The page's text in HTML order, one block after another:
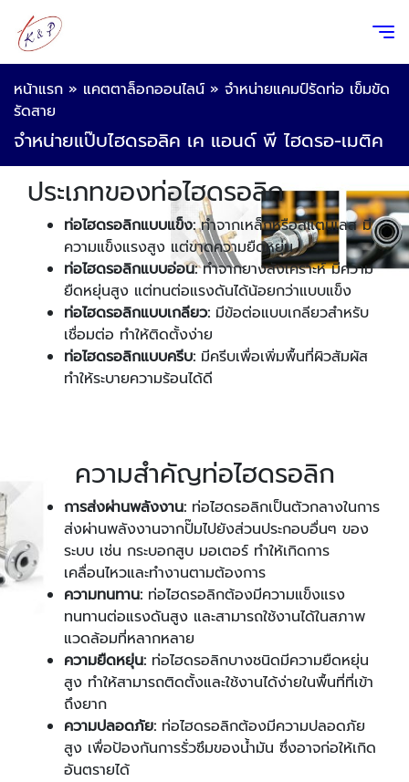
หน้าแรก » แคตตาล็อกออนไลน์ » จำหน่ายแคมป์รัดท่อ เข็มขัด
รัดสาย
จำหน่ายแป๊บไฮดรอลิค เค แอนด์ พี ไฮดรอ-เมติค
ประเภทของท่อไฮดรอลิก
ท่อไฮดรอลิกแบบแข็ง:ทำจากเหล็กหรือสแตนเลส มี
ความแข็งแรงสูง แต่ขาดความยืดหยุ่น
ท่อไฮดรอลิกแบบอ่อน:ทำจากยางสังเคราะห์ มีความ
ยืดหยุ่นสูง แต่ทนต่อแรงดันได้น้อยกว่าแบบแข็ง
ท่อไฮดรอลิกแบบเกลียว: มีข้อต่อแบบเกลียวสำหรับ
เชื่อมต่อ ทำให้ติดตั้งง่าย
ท่อไฮดรอลิกแบบครีบ: มีครีบเพื่อเพิ่มพื้นที่ผิวสัมผัส
ทำให้ระบายความร้อนได้ดี
ความสำคัญท่อไฮดรอลิก
การส่งผ่านพลังงาน: ท่อไฮดรอลิกเป็นตัวกลางในการ
ส่งผ่านพลังงานจากปั๊มไปยังส่วนประกอบอื่นๆ ของ
ระบบ เช่น กระบอกสูบ มอเตอร์ ทำให้เกิดการ
เคลื่อนไหวและทำงานตามต้องการ
ความทนทาน: ท่อไฮดรอลิกต้องมีความแข็งแรง
ทนทานต่อแรงดันสูง และสามารถใช้งานได้ในสภาพ
แวดล้อมที่หลากหลาย
ความยืดหยุ่น: ท่อไฮดรอลิกบางชนิดมีความยืดหยุ่น
สูง ทำให้สามารถติดตั้งและใช้งานได้ง่ายในพื้นที่ที่เข้า
ถึงยาก
ความปลอดภัย: ท่อไฮดรอลิกต้องมีความปลอดภัย
สูง เพื่อป้องกันการรั่วซึมของน้ำมัน ซึ่งอาจก่อให้เกิด
อันตรายได้